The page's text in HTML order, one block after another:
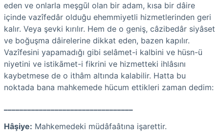
eden ve onlarla meşgūl olan bir adam, kısa bir dâire
içinde vazîfedâr olduğu ehemmiyetli hizmetlerinden geri
kalır. Veya şevki kırılır. Hem de o geniş, câzibedâr siyâset
ve boğuşma dâirelerine dikkat eden, bazen kapılır.
Vazîfesini yapamadığı gibi selâmet-i kalbini ve hüsn-ü
niyetini ve istikāmet-i fikrini ve hizmetteki ihlâsını
kaybetmese de o ithâm altında kalabilir. Hatta bu
noktada bana mahkemede hücum ettikleri zaman dedim:
Hâşiye: Mahkemedeki müdâfaâtına işarettir.